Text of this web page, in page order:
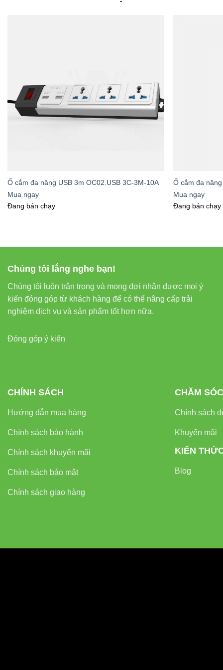
Rạng Đông thể
Tiêu
Công
Hệ thống
Với hơn 6 thập
điện và áp dụng
Thương
Tính đáng tin
Ổ cắm đa năng USB 3m OC02.USB 3C-3M-10A
Mua ngay
Đang bán chạy
Ổ cắm đa
Mua ngay
Đang bán chạy
Chúng tôi lắng nghe bạn!
Chúng tôi luôn trân trọng và mong đợi nhận được mọi ý
kiến đóng góp từ khách hàng để có thể nâng cấp trải
nghiệm dịch vụ và sản phẩm tốt hơn nữa.
Đóng góp ý kiến
CHÍNH SÁCH
Hướng dẫn mua hàng
Chính sách bảo hành
Chính sách khuyến mãi
Chính sách bảo mật
Chính sách giao hàng
CHĂM
Chính sách
Khuyến mãi
KIẾN
Blog